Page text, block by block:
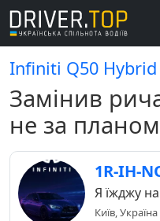
Infiniti Q50 Hybrid
Замінив
не за
1R-IH-
Я їжджу на
Київ, Україна